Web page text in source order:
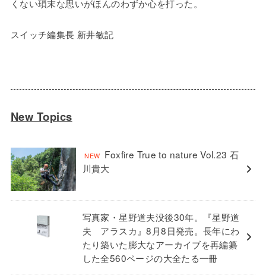
くない瑣末な思いがほんのわずか心を打った。
スイッチ編集長 新井敏記
New Topics
Foxfire True to nature Vol.23 石
川貴大
写真家・星野道夫没後30年。『星野道
夫 アラスカ』8月8日発売。長年にわ
たり築いた膨大なアーカイブを再編纂
した全560ページの大全たる一冊